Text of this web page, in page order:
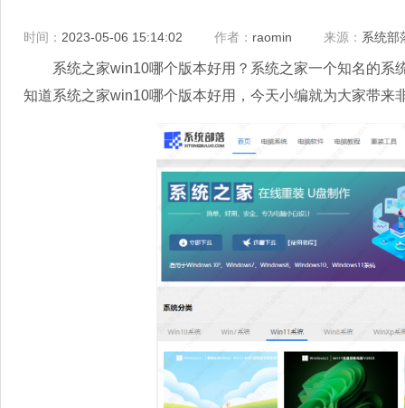
时间： 2023-05-06 15:14:02 作者： raomin 来源： 系统部
系统之家win10哪个版本好用？系统之家一个知名的系
知道系统之家win10哪个版本好用，今天小编就为大家带来